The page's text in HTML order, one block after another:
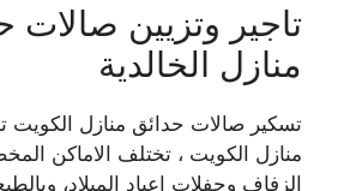
تاجير وتزيين صالات
منازل الخالدية
تسكير صالات حدائق منازل الكويت
منازل الكويت ، تختلف الاماكن
الزفاف وحفلات اعياد الميلاد،